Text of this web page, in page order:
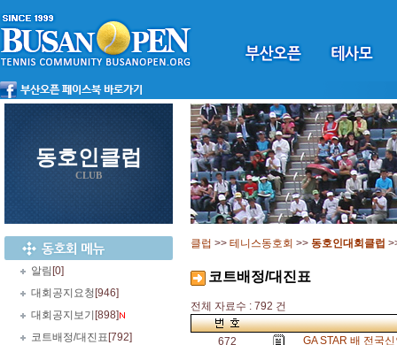
동호인클럽
CLUB
알림 [0]
대회공지요청 [946]
대회공지보기 [898]
코트배정/대진표 [792]
클럽 >> 테니스동호회 >> 동호인대회클럽
코트배정/대진표
전체 자료수 : 792 건
672
GA STAR 배 전국